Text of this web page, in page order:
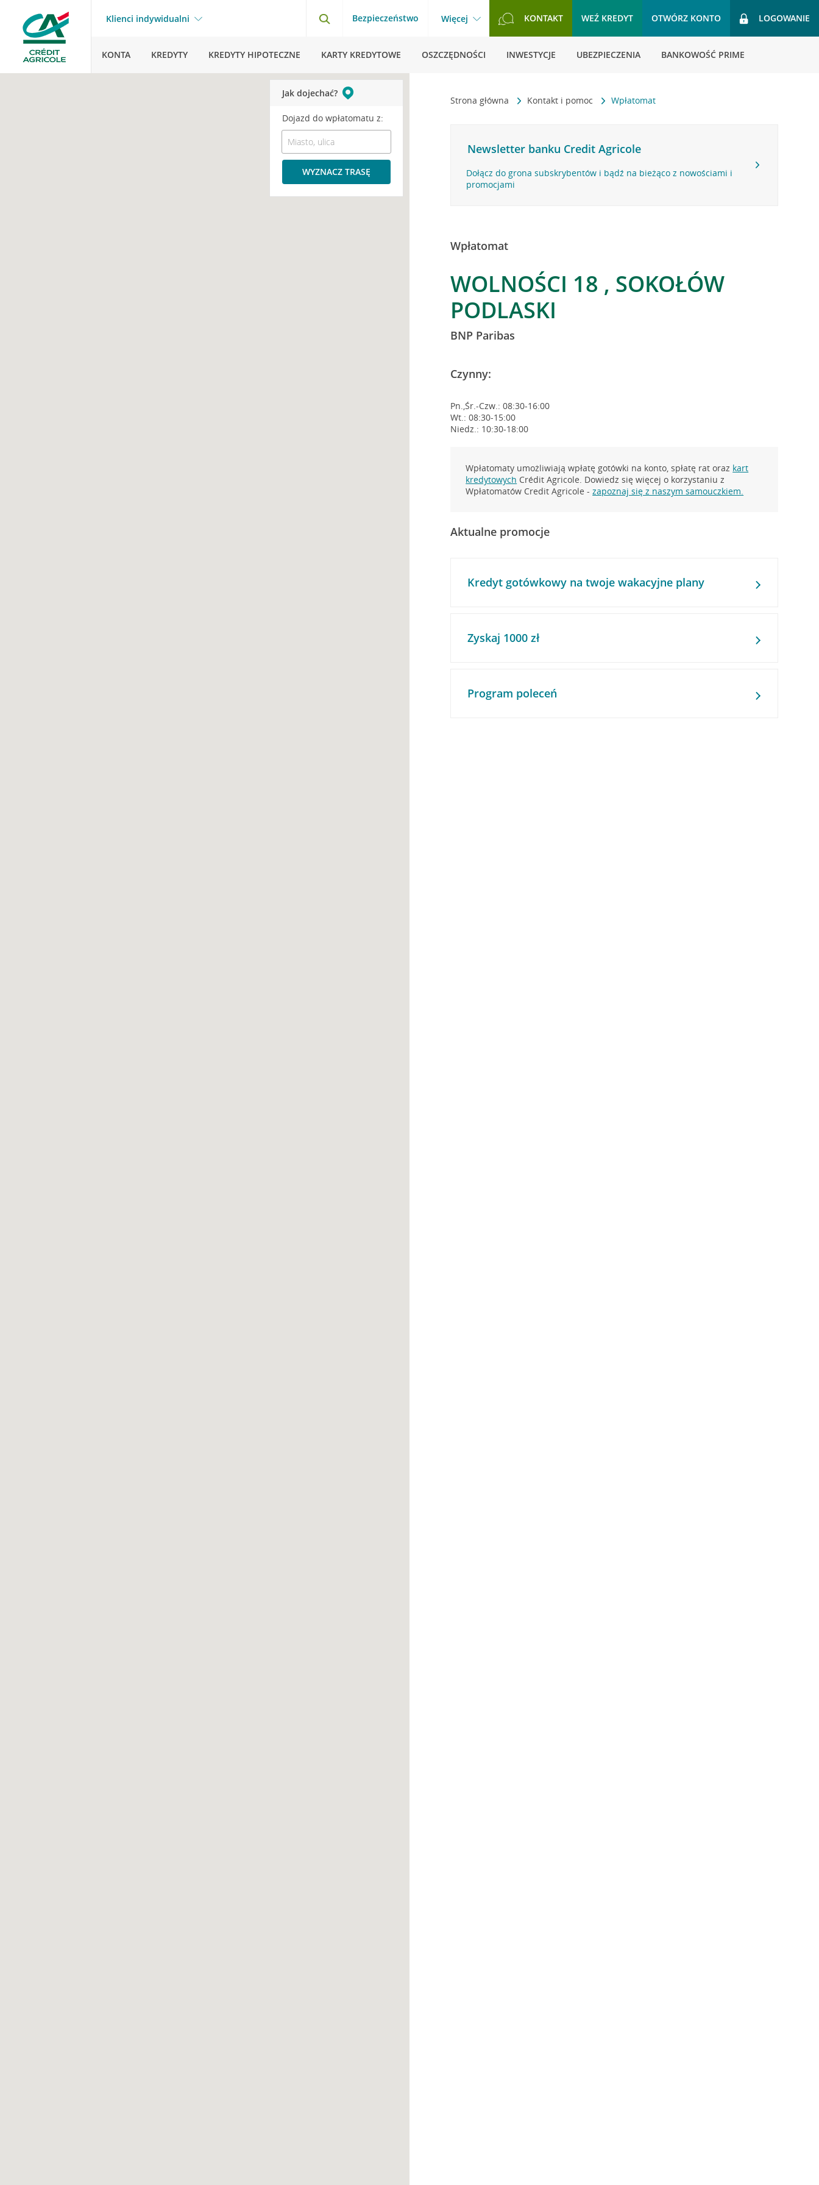
Klienci indywidualni Bezpieczeństwo Więcej KONTAKT WEŹ KREDYT OTWÓRZ KONTO LOGOWANIE
KONTA KREDYTY KREDYTY HIPOTECZNE KARTY KREDYTOWE OSZCZĘDNOŚCI INWESTYCJE UBEZPIECZENIA BANKOWOŚĆ PRIME
Strona główna Kontakt i pomoc Wpłatomat
Newsletter banku Credit Agricole
Dołącz do grona subskrybentów i bądź na bieżąco z nowościami i
promocjami
Wpłatomat
WOLNOŚCI 18 , SOKOŁÓW
PODLASKI
BNP Paribas
Czynny:
Pn.,Śr.-Czw.: 08:30-16:00
Wt.: 08:30-15:00
Niedz.: 10:30-18:00
Wpłatomaty umożliwiają wpłatę gotówki na konto, spłatę rat oraz kart
kredytowych Crédit Agricole. Dowiedz się więcej o korzystaniu z
Wpłatomatów Credit Agricole -zapoznaj się z naszym samouczkiem.
Aktualne promocje
Kredyt gotówkowy na twoje wakacyjne plany
Zyskaj 1000 zł
Program poleceń
Jak dojechać?
Dojazd do wpłatomatu z:
WYZNACZ TRASĘ